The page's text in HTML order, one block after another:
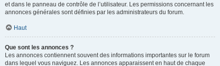
et dans le panneau de contrôle de l’utilisateur. Les permissions concernant les
annonces générales sont définies par les administrateurs du forum.
Haut
Que sont les annonces ?
Les annonces contiennent souvent des informations importantes sur le forum
dans lequel vous naviguez. Les annonces apparaissent en haut de chaque